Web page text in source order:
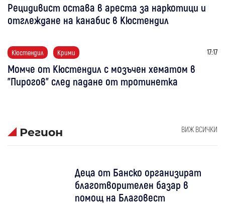
Рецидивист остава в ареста за наркотици и
отглеждане на канабис в Кюстендил
Кюстендил Крими 17:17
Момче от Кюстендил с мозъчен хематом в
"Пирогов" след падане от тротинетка
Регион ВИЖ ВСИЧКИ
Деца от Банско организират
благотворителен базар в
помощ на Благовест